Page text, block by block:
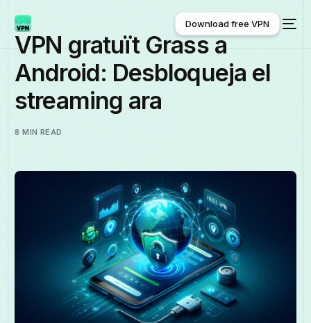
Català
Download free VPN
Download free VPN
VPN gratuït Grass a
Android: Desbloqueja el
streaming ara
8 MIN READ